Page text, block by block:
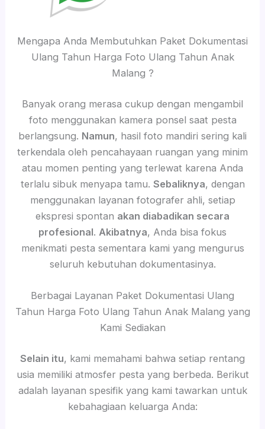
Mengapa Anda Membutuhkan Paket Dokumentasi
Ulang Tahun Harga Foto Ulang Tahun Anak
Malang ?
Banyak orang merasa cukup dengan mengambil
foto menggunakan kamera ponsel saat pesta
berlangsung. Namun, hasil foto mandiri sering kali
terkendala oleh pencahayaan ruangan yang minim
atau momen penting yang terlewat karena Anda
terlalu sibuk menyapa tamu. Sebaliknya, dengan
menggunakan layanan fotografer ahli, setiap
ekspresi spontan akan diabadikan secara
profesional. Akibatnya, Anda bisa fokus
menikmati pesta sementara kami yang mengurus
seluruh kebutuhan dokumentasinya.
Berbagai Layanan Paket Dokumentasi Ulang
Tahun Harga Foto Ulang Tahun Anak Malang yang
Kami Sediakan
Selain itu, kami memahami bahwa setiap rentang
usia memiliki atmosfer pesta yang berbeda. Berikut
adalah layanan spesifik yang kami tawarkan untuk
kebahagiaan keluarga Anda: